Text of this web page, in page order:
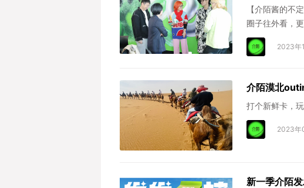
【介陌酱的不
圈子往外看，
圈为牢，行与业
2023年
介陌漠北
打个新鲜卡，玩
2023年
新一季介陌